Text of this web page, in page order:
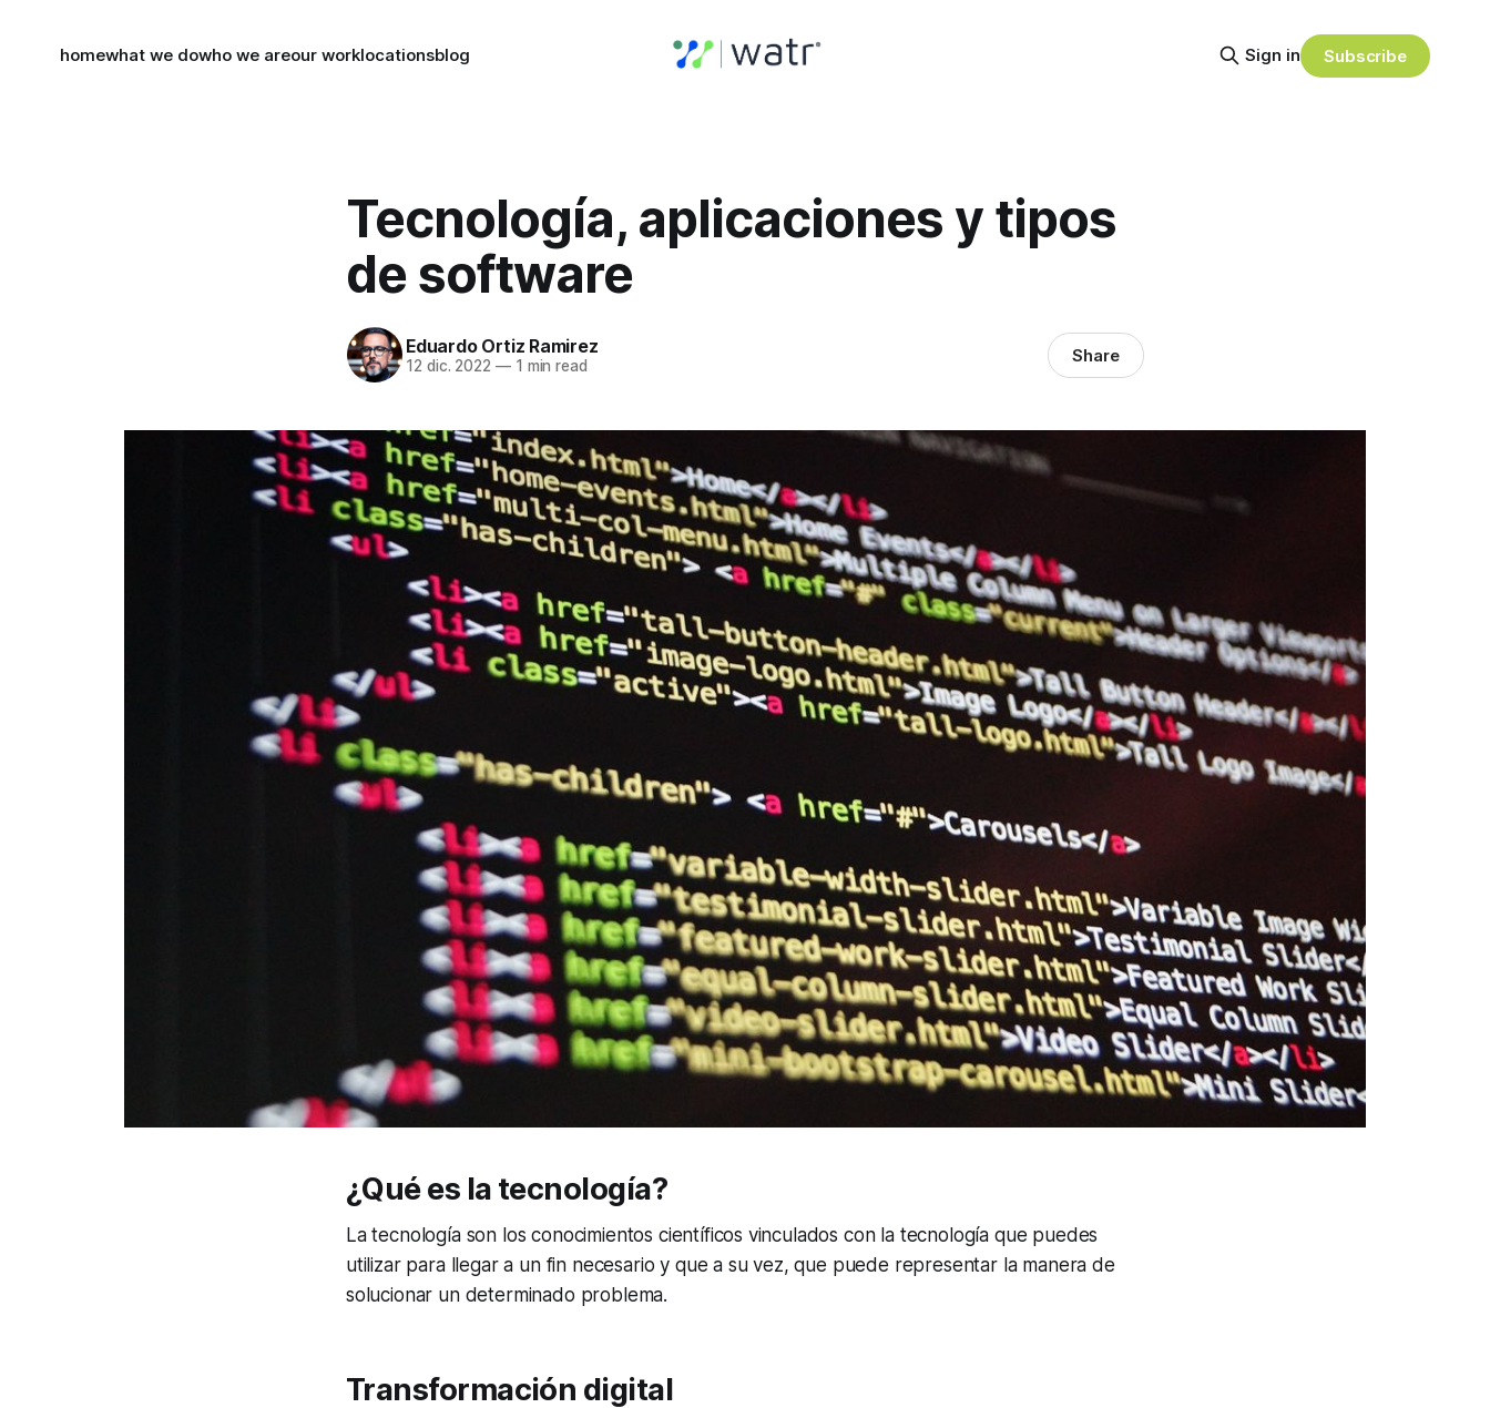
homewhat we dowho we areour worklocationsblog Sign in Subscribe
Tecnología, aplicaciones y tipos
de software
Eduardo Ortiz Ramirez
12 dic. 2022 —1 min read Share
¿Qué es la tecnología?
La tecnología son los conocimientos científicos vinculados con la tecnología que puedes
utilizar para llegar a un fin necesario y que a su vez, que puede representar la manera de
solucionar un determinado problema.
Transformación digital